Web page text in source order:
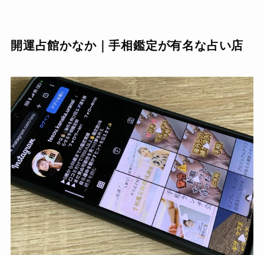
開運占館かなか｜手相鑑定が有名な占い店